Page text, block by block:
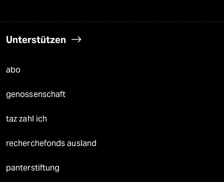
Unterstützen
abo
genossenschaft
taz zahl ich
recherchefonds ausland
panterstiftung